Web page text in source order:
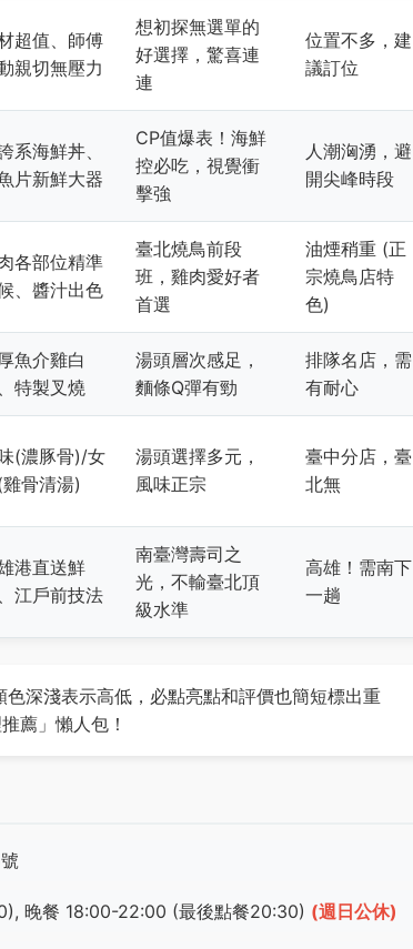
超值、師傅
親切無壓力
想初探無選單的
好選擇，驚喜連
連
位置不多，建
議訂位
系海鮮丼、
片新鮮大器
CP值爆表！海鮮
控必吃，視覺衝
擊強
人潮洶湧，避
開尖峰時段
各部位精準
、醬汁出色
臺北燒鳥前段
班，雞肉愛好者
首選
油煙稍重 (正
宗燒鳥店特
色)
魚介雞白
特製叉燒
湯頭層次感足，
麵條Q彈有勁
排隊名店，需
有耐心
(濃豚骨)/女
骨清湯)
湯頭選擇多元，
風味正宗
臺中分店，臺
北無
港直送鮮
江戶前技法
南臺灣壽司之
光，不輸臺北頂
級水準
高雄！需南下
一趟
深淺表示高低，必點亮點和評價也簡短標出重
薦」懶人包！
晚餐 18:00-22:00 (最後點餐20:30) (週日公休)